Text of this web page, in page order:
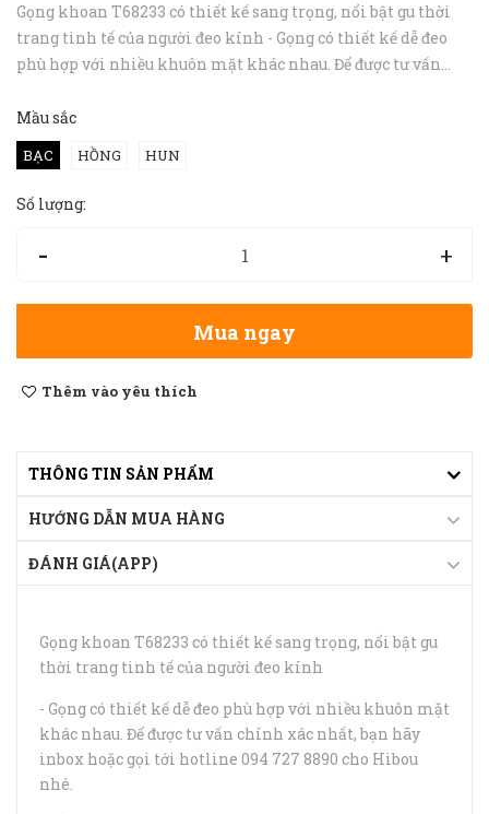
Gọng khoan T68233 có thiết kế sang trọng, nổi bật gu thời
trang tinh tế của người đeo kính - Gọng có thiết kế dễ đeo
phù hợp với nhiều khuôn mặt khác nhau. Để được tư vấn
8890 cho Hibou nh...
Mầu sắc
BẠC HỒNG HUN
Số lượng:
- +
Mua ngay
Thêm vào yêu thích
THÔNG TIN SẢN PHẨM
HƯỚNG DẪN MUA HÀNG
ĐÁNH GIÁ(APP)
Gọng khoan T68233 có thiết kế sang trọng, nổi bật gu
thời trang tinh tế của người đeo kính
- Gọng có thiết kế dễ đeo phù hợp với nhiều khuôn mặt
khác nhau. Để được tư vấn chính xác nhất, bạn hãy
inbox hoặc gọi tới hotline 094 727 8890 cho Hibou
nhé.